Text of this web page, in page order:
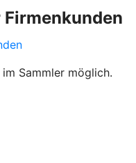
Sammler möglich.